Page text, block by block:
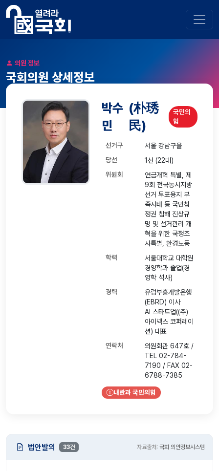
의원 정보
국회의원 상세정보
박수
민
(朴琇
民)
국민의
힘
선거구
서울 강남구을
당선
1선 (22대)
위원회
연금개혁 특별, 제
9회 전국동시지방
선거 투표용지 부
족사태 등 국민참
정권 침해 진상규
명 및 선거관리 개
혁을 위한 국정조
사특별, 환경노동
학력
서울대학교 대학원
경영학과 졸업(경
영학 석사)
경력
유럽부흥개발은행
(EBRD) 이사
AI 스타트업((주)
아이넥스 코퍼레이
션) 대표
연락처
의원회관 647호 /
TEL 02-784-
7190 / FAX 02-
6788-7385
내란과 국민의힘
법안발의 33건 자료출처: 국회 의안정보시스템